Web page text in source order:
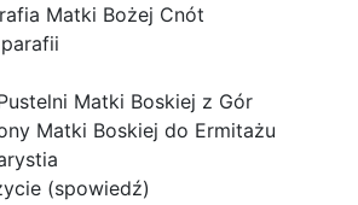
Matki Bożej Cnót
Matki Boskiej z Gór
Matki Boskiej do Ermitażu
(spowiedź)